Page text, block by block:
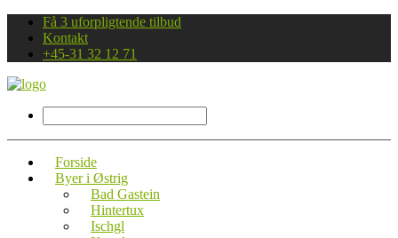
Få 3 uforpligtende tilbud
Kontakt
+45-31 32 12 71
Forside
Byer i Østrig
Bad Gastein
Hintertux
Ischgl